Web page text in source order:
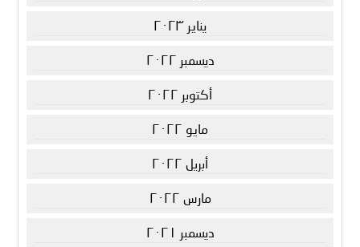
يناير ٢٠٢٣
ديسمبر ٢٠٢٢
أكتوبر ٢٠٢٢
مايو ٢٠٢٢
أبريل ٢٠٢٢
مارس ٢٠٢٢
ديسمبر ٢٠٢١